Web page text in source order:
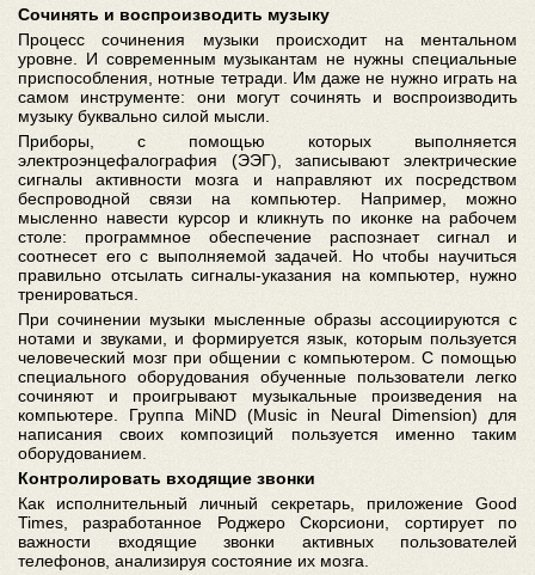
Сочинять и воспроизводить музыку
Процесс сочинения музыки происходит на ментальном
уровне. И современным музыкантам не нужны специальные
приспособления, нотные тетради. Им даже не нужно играть на
самом инструменте: они могут сочинять и воспроизводить
музыку буквально силой мысли.
Приборы, с помощью которых выполняется
электроэнцефалография (ЭЭГ), записывают электрические
сигналы активности мозга и направляют их посредством
беспроводной связи на компьютер. Например, можно
мысленно навести курсор и кликнуть по иконке на рабочем
столе: программное обеспечение распознает сигнал и
соотнесет его с выполняемой задачей. Но чтобы научиться
правильно отсылать сигналы-указания на компьютер, нужно
тренироваться.
При сочинении музыки мысленные образы ассоциируются с
нотами и звуками, и формируется язык, которым пользуется
человеческий мозг при общении с компьютером. С помощью
специального оборудования обученные пользователи легко
сочиняют и проигрывают музыкальные произведения на
компьютере. Группа MiND (Music in Neural Dimension) для
написания своих композиций пользуется именно таким
оборудованием.
Контролировать входящие звонки
Как исполнительный личный секретарь, приложение Good
Times, разработанное Роджеро Скорсиони, сортирует по
важности входящие звонки активных пользователей
телефонов, анализируя состояние их мозга.